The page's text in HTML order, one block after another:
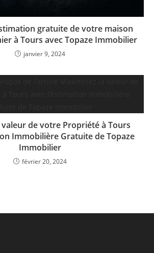
gratuite de votre maison
à Tours avec Topaze Immobilier
janvier 9, 2024
de votre Propriété à Tours
Immobilière Gratuite de Topaze
Immobilier
février 20, 2024